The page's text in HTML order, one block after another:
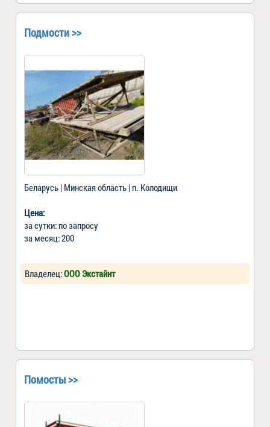
Подмости >>
Беларусь | Минская область | п. Колодищи
Цена:
за сутки: по запросу
за месяц: 200
Владелец:ООО Экстайнт
Помосты >>